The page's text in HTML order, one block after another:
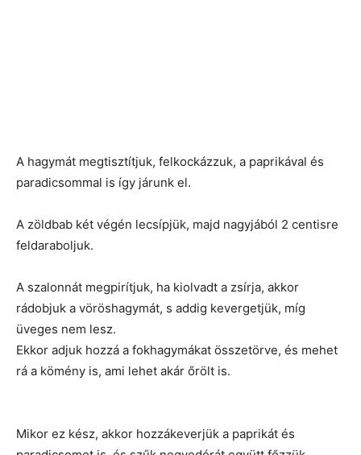
A hagymát megtisztítjuk, felkockázzuk, a paprikával és
paradicsommal is így járunk el.
A zöldbab két végén lecsípjük, majd nagyjából 2 centisre
feldaraboljuk.
A szalonnát megpirítjuk, ha kiolvadt a zsírja, akkor
rádobjuk a vöröshagymát, s addig kevergetjük, míg
üveges nem lesz.
Ekkor adjuk hozzá a fokhagymákat összetörve, és mehet
rá a kömény is, ami lehet akár őrölt is.
Mikor ez kész, akkor hozzákeverjük a paprikát és